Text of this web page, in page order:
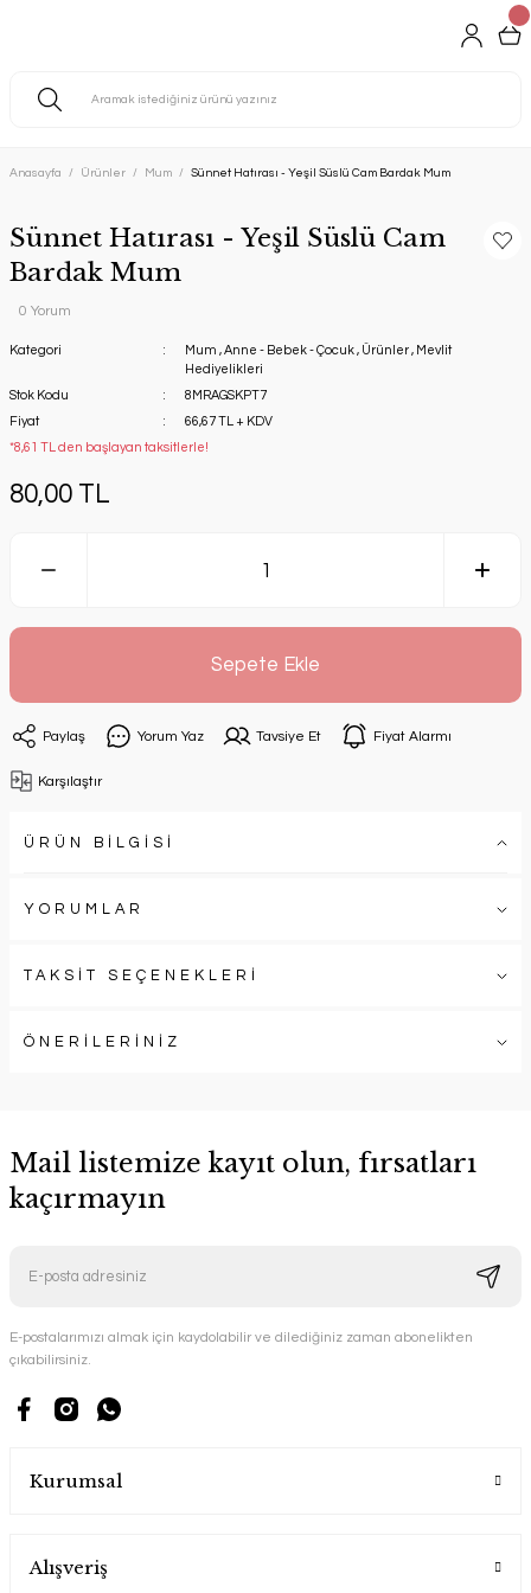
Anasayfa Ürünler Mum Sünnet Hatırası - Yeşil Süslü Cam Bardak Mum
Sünnet Hatırası - Yeşil Süslü Cam
Bardak Mum
0 Yorum
Kategori Mum ,Anne - Bebek - Çocuk , Ürünler , Mevlit
Hediyelikleri
Stok Kodu
8MRAGSKPT7
Fiyat
66,67 TL + KDV
*8,61 TL den başlayan taksitlerle!
80,00 TL
Sepete Ekle
Paylaş Yorum Yaz Tavsiye Et Fiyat Alarmı
Karşılaştır
ÜRÜN BİLGİSİ
YORUMLAR
TAKSİT SEÇENEKLERİ
ÖNERİLERİNİZ
Mail listemize kayıt olun, fırsatları
kaçırmayın
E-postalarımızı almak için kaydolabilir ve dilediğiniz zaman abonelikten
çıkabilirsiniz.
Kurumsal
Alışveriş